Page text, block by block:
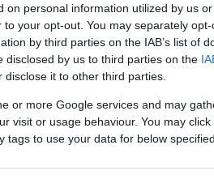
on personal information utilized by us
your opt-out. You may separately
by third parties on the IAB’s list of
disclosed by us to third parties on the
disclose it to other third parties.
or more Google services and may
visit or usage behaviour. You may
tags to use your data for below
egyfajta sűrítmény, a
Nem a dráma történetét
adódó feszültséget, a